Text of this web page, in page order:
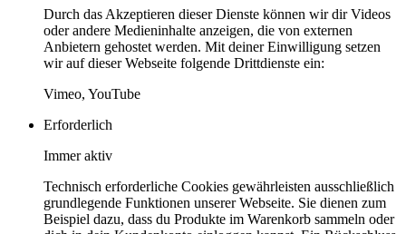
Durch das Akzeptieren dieser Dienste können wir dir Videos
oder andere Medieninhalte anzeigen, die von externen
Anbietern gehostet werden. Mit deiner Einwilligung setzen
wir auf dieser Webseite folgende Drittdienste ein:
Vimeo, YouTube
Erforderlich
Immer aktiv
Technisch erforderliche Cookies gewährleisten ausschließlich
grundlegende Funktionen unserer Webseite. Sie dienen zum
Beispiel dazu, dass du Produkte im Warenkorb sammeln oder